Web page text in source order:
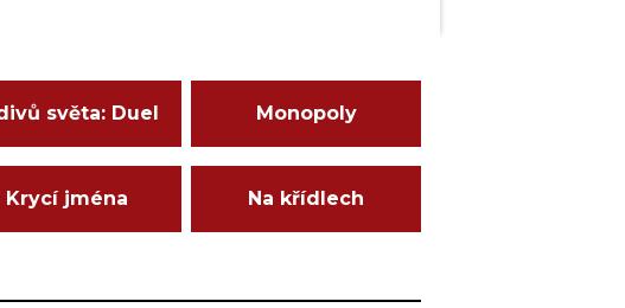
světa: Duel Monopoly
Krycí jména Na křídlech